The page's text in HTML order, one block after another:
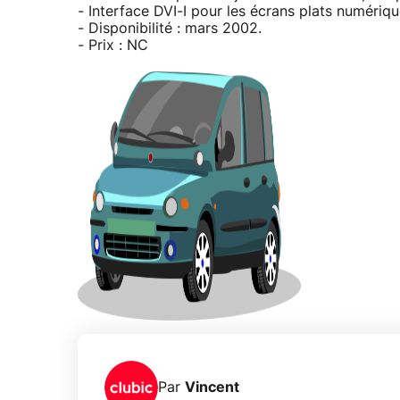
- Interface DVI-I pour les écrans plats
- Disponibilité : mars 2002.
- Prix : NC
Par Vincent